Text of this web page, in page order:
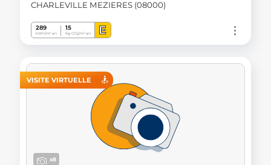
CHARLEVILLE MEZIERES (08000)
289
kWh/m².an
15
Kg CO2/m².an E
VISITE VIRTUELLE
x8